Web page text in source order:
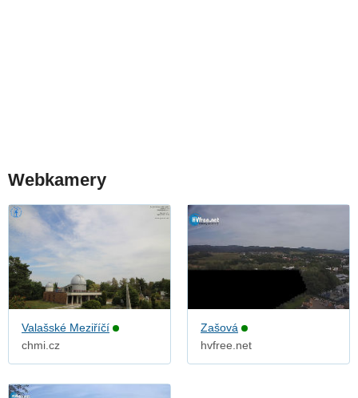
Webkamery
Valašské Meziříčí
chmi.cz
Zašová
hvfree.net